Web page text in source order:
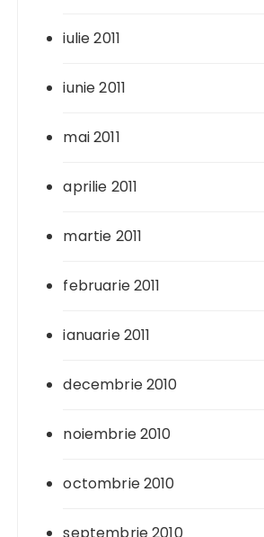
iulie 2011
iunie 2011
mai 2011
aprilie 2011
martie 2011
februarie 2011
ianuarie 2011
decembrie 2010
noiembrie 2010
octombrie 2010
septembrie 2010